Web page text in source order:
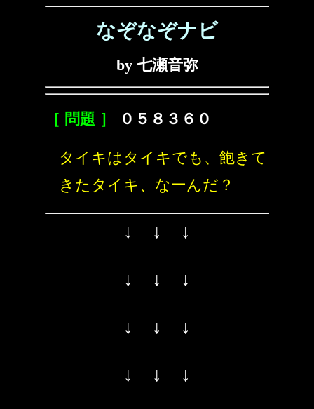
なぞなぞナビ
by 七瀬音弥
［ 問題 ］ ０５８３６０
タイキはタイキでも、飽きて
きたタイキ、なーんだ？
↓ ↓ ↓
↓ ↓ ↓
↓ ↓ ↓
↓ ↓ ↓